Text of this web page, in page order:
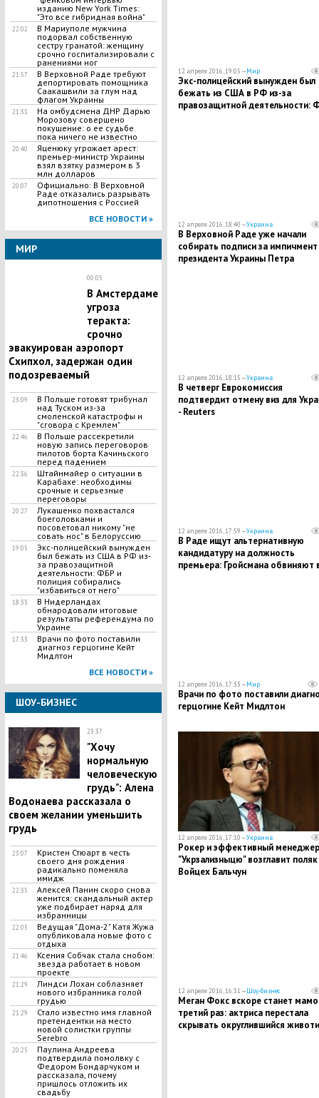
изданию New York Times:
"Это все гибридная война"
22:02
В Мариуполе мужчина
подорвал собственную
сестру гранатой: женщину
срочно госпитализировали с
ранениями ног
21:57
В Верховной Раде требуют
депортировать помощника
Саакашвили за глум над
флагом Украины
21:31
На омбудсмена ДНР Дарью
Морозову совершено
покушение: о ее судьбе
пока ничего не известно
20:40
Яценюку угрожает арест:
премьер-министр Украины
взял взятку размером в 3
млн долларов
20:07
Официально: В Верховной
Раде отказались разрывать
дипотношения с Россией
ВСЕ НОВОСТИ »
МИР
00:05
В Амстердаме
угроза
теракта:
срочно
эвакуирован аэропорт
Схипхол, задержан один
подозреваемый
23:09
В Польше готовят трибунал
над Туском из-за
смоленской катастрофы и
"сговора с Кремлем"
22:46
В Польше рассекретили
новую запись переговоров
пилотов борта Качиньского
перед падением
22:36
Штайнмайер о ситуации в
Карабахе: необходимы
срочные и серьезные
переговоры
20:27
Лукашенко похвастался
боеголовками и
посоветовал никому "не
совать нос" в Белоруссию
19:05
Экс-полицейский вынужден
был бежать из США в РФ из-
за правозащитной
деятельности: ФБР и
полиция собирались
"избавиться от него"
18:33
В Нидерландах
обнародовали итоговые
результаты референдума по
Украине
17:33
Врачи по фото поставили
диагноз герцогине Кейт
Мидлтон
ВСЕ НОВОСТИ »
ШОУ-БИЗНЕС
23:37
"Хочу
нормальную
человеческую
грудь": Алена
Водонаева рассказала о
своем желании уменьшить
грудь
23:07
Кристен Стюарт в честь
своего дня рождения
радикально поменяла
имидж
22:35
Алексей Панин скоро снова
женится: скандальный актер
уже подбирает наряд для
избранницы
22:05
Ведущая "Дома-2" Катя Жужа
опубликовала новые фото с
отдыха
21:46
Ксения Собчак стала снобом:
звезда работает в новом
проекте
21:29
Линдси Лохан соблазняет
нового избранника голой
грудью
21:29
Стало известно имя главной
претендентки на место
новой солистки группы
Serebro
20:25
Паулина Андреева
подтвердила помолвку с
Федором Бондарчуком и
рассказала, почему
пришлось отложить их
свадьбу
12 апреля 2016, 19:05 —Мир
Экс-полицейский вынужден был
бежать из США в РФ из-за
правозащитной деятельности:
12 апреля 2016, 18:40 —Украина
В Верховной Раде уже начали
собирать подписи за импичмент
президента Украины Петра
12 апреля 2016, 18:15 —Украина
В четверг Еврокомиссия
подтвердит отмену виз для
- Reuters
12 апреля 2016, 17:59 —Украина
В Раде ищут альтернативную
кандидатуру на должность
премьера: Гройсмана обвиняют
12 апреля 2016, 17:33 —Мир
Врачи по фото поставили
герцогине Кейт Мидлтон
12 апреля 2016, 17:10 —Украина
Рокер и эффективный
"Укрзализныцю" возглавит поляк
Войцех Бальчун
12 апреля 2016, 16:31 —Шоу-бизнес
Меган Фокс вскоре станет
третий раз: актриса перестала
скрывать округлившийся